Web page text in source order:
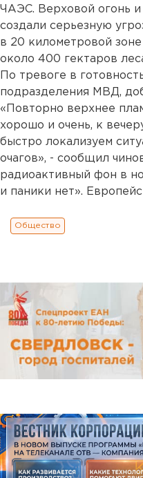
ЧАЭС. Верховой огонь
создали серьезную
в 20 километровой
около 400 гектаров
По тревоге в
подразделения МВД,
«Повторно верхнее
хорошо и очень, к
быстро локализуем
очагов», - сообщил
радиоактивный фон в
и паники нет».
Общество